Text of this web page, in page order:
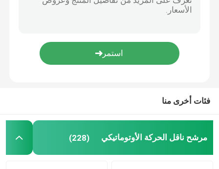
خزان توسيع سائل التبريد للمحرك
قطع غيار سيارات فولكس واجن
خزان التوسع للسيارة
قطع غيار ناقل الحركة
فئات أخرى منا
مرشح ناقل الحركة الأوتوماتيكي (228)